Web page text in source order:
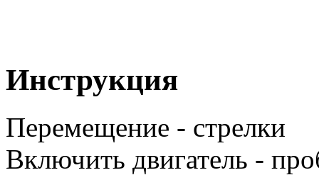
Инструкция
Перемещение - стрелки
Включить двигатель -